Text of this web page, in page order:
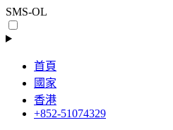
SMS-OL
首頁
國家
香港
+852-51074329